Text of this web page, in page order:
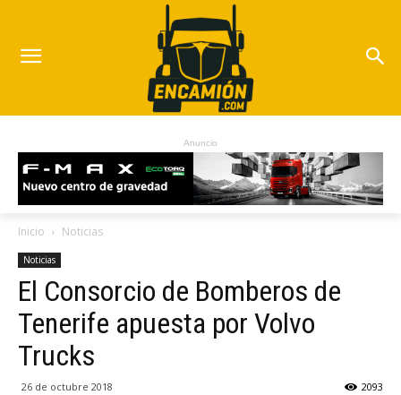
Anuncio
Inicio Noticias
Noticias
El Consorcio de Bomberos de
Tenerife apuesta por Volvo
Trucks
26 de octubre 2018 2093